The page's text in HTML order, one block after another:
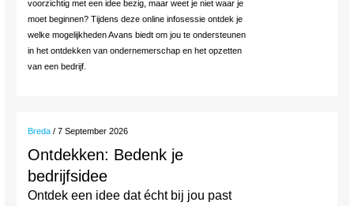
voorzichtig met een idee bezig, maar weet je niet waar je
moet beginnen? Tijdens deze online infosessie ontdek je
welke mogelijkheden Avans biedt om jou te ondersteunen
in het ontdekken van ondernemerschap en het opzetten
van een bedrijf.
Breda / 7 September 2026
Ontdekken: Bedenk je
bedrijfsidee
Ontdek een idee dat écht bij jou past